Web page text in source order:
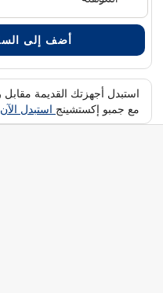
أضف إلى
استبدل أجهزتك القديمة
مع جمبو إكستشينج استبدل الآن